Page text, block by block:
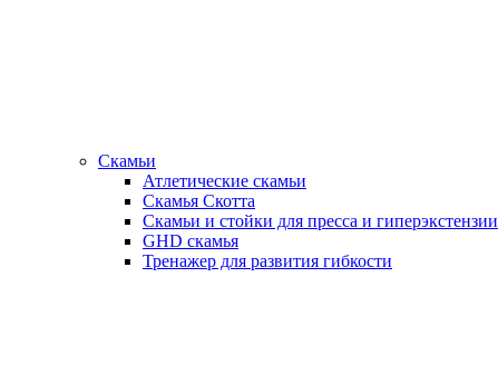
Скамьи
Атлетические скамьи
Скамья Скотта
Скамьи и стойки для пресса и гиперэкстензии
GHD скамья
Тренажер для развития гибкости